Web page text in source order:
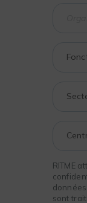
RITME
sont